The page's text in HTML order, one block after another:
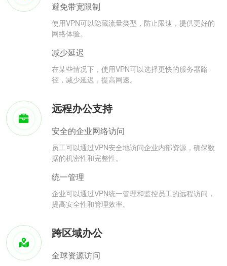
避免带宽限制
使用VPN可以隐藏流量类型，防止限速，提供更好的
网络体验。
减少延迟
在某些情况下，使用VPN可以选择更快的服务器路
径，减少延迟，提高网速。
远程办公支持
安全的企业网络访问
员工可以通过VPN安全地访问企业内部资源，确保数
据的机密性和完整性。
统一管理
企业可以通过VPN统一管理和监控员工的远程访问，
提高安全性和管理效率。
跨区域办公
全球资源访问